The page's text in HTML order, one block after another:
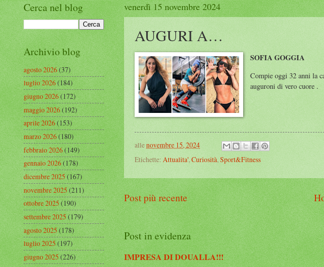
venerdì 15 novembre 2024
AUGURI A…
SOFIA GOGGIA
Compie oggi 32 anni la
auguroni di vero cuore .
allenovembre 15, 2024
Etichette: Attualita',Curiosità,Sport&Fitness
Post più recente
Post in evidenza
IMPRESA DI DOUALLA!!!
Cerca nel blog
Archivio blog
agosto 2026(37)
luglio 2026(184)
giugno 2026(172)
maggio 2026(192)
aprile 2026(153)
marzo 2026(180)
febbraio 2026(149)
gennaio 2026(178)
dicembre 2025(167)
novembre 2025(211)
ottobre 2025(190)
settembre 2025(179)
agosto 2025(178)
luglio 2025(197)
giugno 2025(226)